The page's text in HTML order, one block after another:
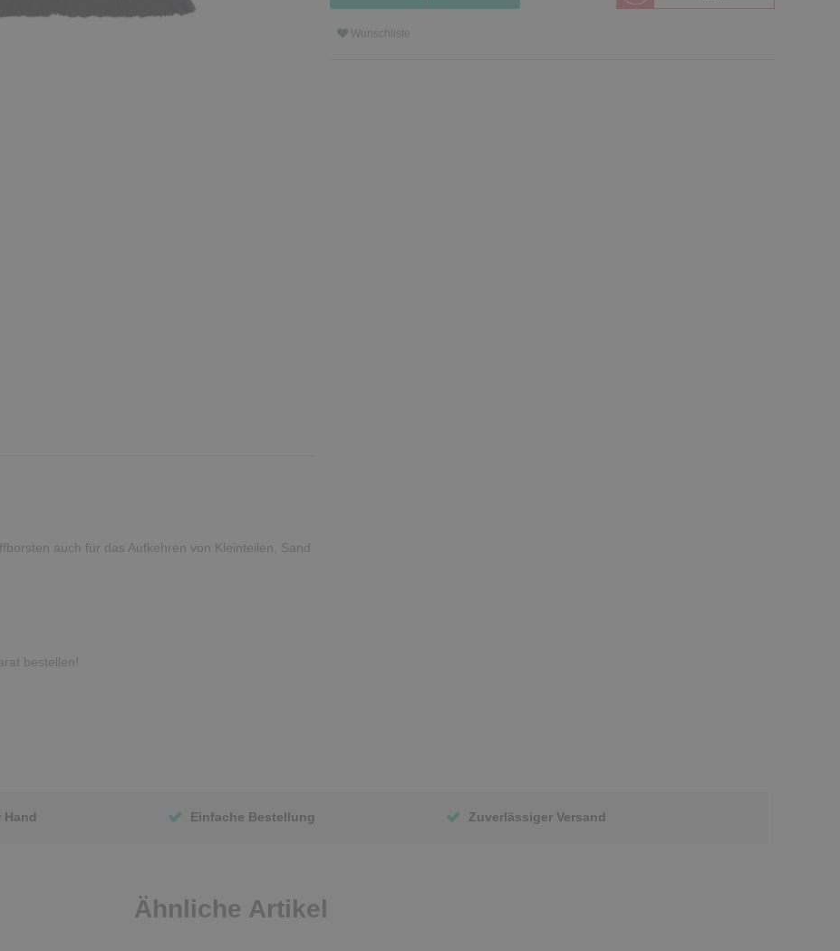
Wunschliste
auch für das Aufkehren von Kleinteilen, Sand
bestellen!
Einfache Bestellung Zuverlässiger Versand
Ähnliche Artikel